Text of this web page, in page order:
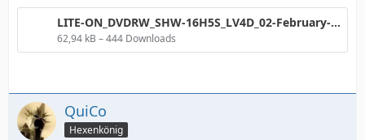
LITE-ON_DVDRW_SHW-16H5S_LV4D_02-February-2007_22_19_TYG03.png
62,94 kB – 444 Downloads
QuiCo
Hexenkönig